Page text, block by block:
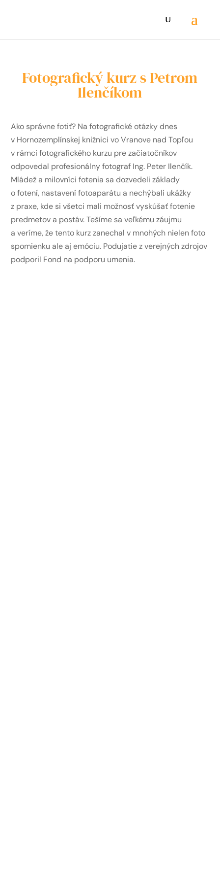
Fotografický kurz s Petrom
Ilenčíkom
Ako správne fotiť? Na fotografické otázky dnes
v Hornozemplínskej knižnici vo Vranove nad Topľou
v rámci fotografického kurzu pre začiatočníkov
odpovedal profesionálny fotograf Ing. Peter Ilenčík.
Mládež a milovníci fotenia sa dozvedeli základy
o fotení, nastavení fotoaparátu a nechýbali ukážky
z praxe, kde si všetci mali možnosť vyskúšať fotenie
predmetov a postáv. Tešíme sa veľkému záujmu
a veríme, že tento kurz zanechal v mnohých nielen foto
spomienku ale aj emóciu. Podujatie z verejných zdrojov
podporil Fond na podporu umenia.